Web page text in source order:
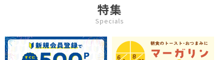
特集
Specials